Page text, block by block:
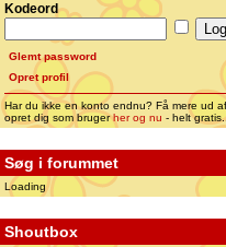
Kodeord
Glemt password
Opret profil
Har du ikke en konto endnu? Få mere ud
opret dig som brugerher og nu - helt
Søg i forummet
Loading
Shoutbox